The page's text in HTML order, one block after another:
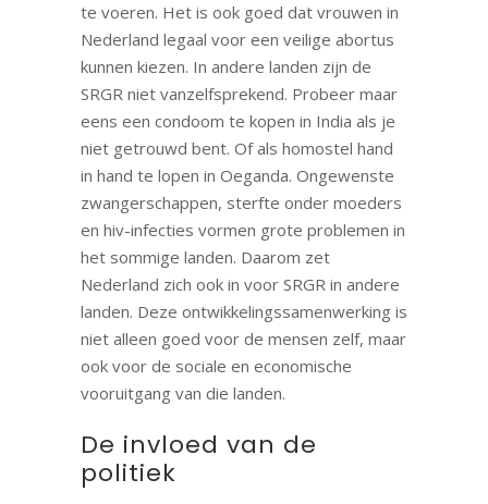
te voeren. Het is ook goed dat vrouwen in
Nederland legaal voor een veilige abortus
kunnen kiezen. In andere landen zijn de
SRGR niet vanzelfsprekend. Probeer maar
eens een condoom te kopen in India als je
niet getrouwd bent. Of als homostel hand
in hand te lopen in Oeganda. Ongewenste
zwangerschappen, sterfte onder moeders
en hiv-infecties vormen grote problemen in
het sommige landen. Daarom zet
Nederland zich ook in voor SRGR in andere
landen. Deze ontwikkelingssamenwerking is
niet alleen goed voor de mensen zelf, maar
ook voor de sociale en economische
vooruitgang van die landen.
De invloed van de
politiek